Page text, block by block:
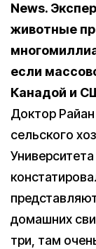
News.
животные
если
Канадой и
Доктор
сельского
домашних
три, там